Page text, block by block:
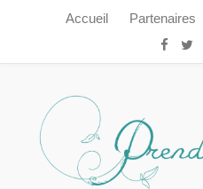
Accueil Partenaires